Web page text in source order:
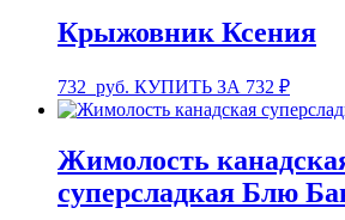
Крыжовник Ксения
732 руб. КУПИТЬ ЗА 732 ₽
Жимолость
суперсладкая Блю